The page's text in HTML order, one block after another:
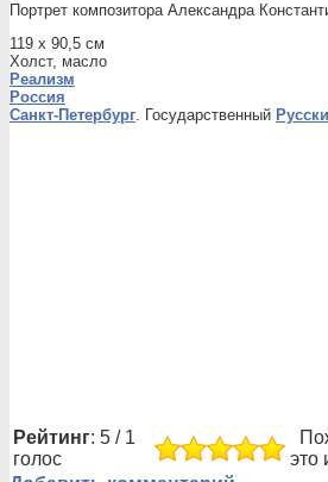
Портрет композитора Александра
119 x 90,5 см
Холст, масло
Реализм
Россия
Санкт-Петербург. Государственный
Рейтинг: 5 / 1
голос
это